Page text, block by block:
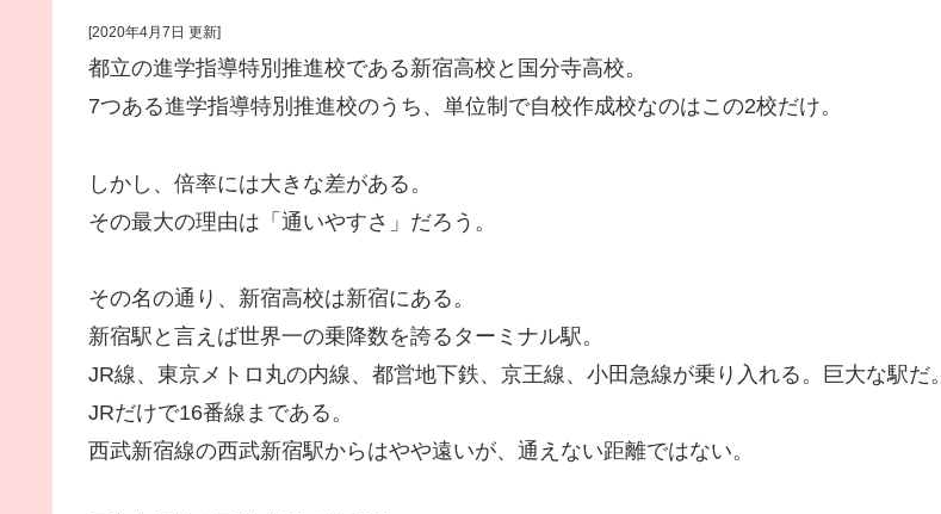
[2020年4月7日 更新]
都立の進学指導特別推進校である新宿高校と国分寺高校。
7つある進学指導特別推進校のうち、単位制で自校作成校なのはこの2校だけ。
しかし、倍率には大きな差がある。
その最大の理由は「通いやすさ」だろう。
その名の通り、新宿高校は新宿にある。
新宿駅と言えば世界一の乗降数を誇るターミナル駅。
JR線、東京メトロ丸の内線、都営地下鉄、京王線、小田急線が乗り入れる。巨大な駅だ。
JRだけで16番線まである。
西武新宿線の西武新宿駅からはやや遠いが、通えない距離ではない。